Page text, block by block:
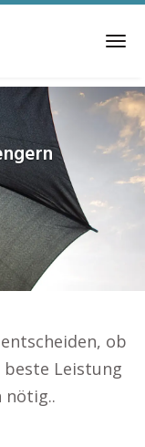
ob
Leistung
nötig..